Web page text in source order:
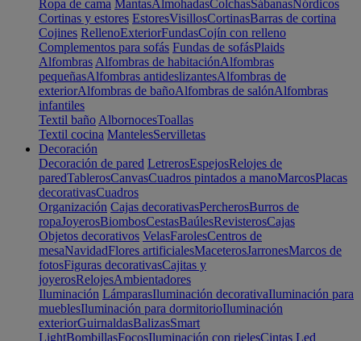
Ropa de cama MantasAlmohadasColchasSábanasNórdicos
Cortinas y estores EstoresVisillosCortinasBarras de cortina
Cojines RellenoExteriorFundasCojín con relleno
Complementos para sofás Fundas de sofásPlaids
Alfombras Alfombras de habitaciónAlfombras
pequeñasAlfombras antideslizantesAlfombras de
exteriorAlfombras de bañoAlfombras de salónAlfombras
infantiles
Textil baño AlbornocesToallas
Textil cocina MantelesServilletas
Decoración
Decoración de pared LetrerosEspejosRelojes de
paredTablerosCanvasCuadros pintados a manoMarcosPlacas
decorativasCuadros
Organización Cajas decorativasPercherosBurros de
ropaJoyerosBiombosCestasBaúlesRevisterosCajas
Objetos decorativos VelasFarolesCentros de
mesaNavidadFlores artificialesMaceterosJarronesMarcos de
fotosFiguras decorativasCajitas y
joyerosRelojesAmbientadores
Iluminación LámparasIluminación decorativaIluminación para
mueblesIluminación para dormitorioIluminación
exteriorGuirnaldasBalizasSmart
LightBombillasFocosIluminación con rielesCintas Led